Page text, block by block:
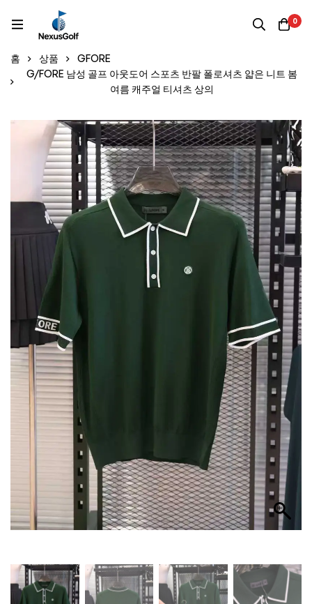
0
홈 상품
GFORE
G/FORE 남성 골프 아웃도어 스포츠 반팔 폴로셔츠 얇은 니트 봄
여름 캐주얼 티셔츠 상의